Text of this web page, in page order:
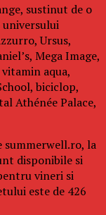
sustinut de o
universului
Ursus,
Mega Image,
aqua,
biciclop,
Athénée Palace,
summerwell.ro, la
disponibile si
vineri si
este de 426